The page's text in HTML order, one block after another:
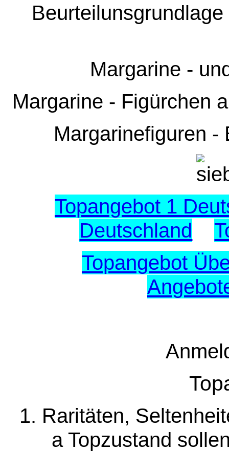
Margarine -
Margarine - Figürchen
Margarinefiguren -
Topangebot 1
Deutschland
Topangebot
1. Raritäten,
a Topzustand